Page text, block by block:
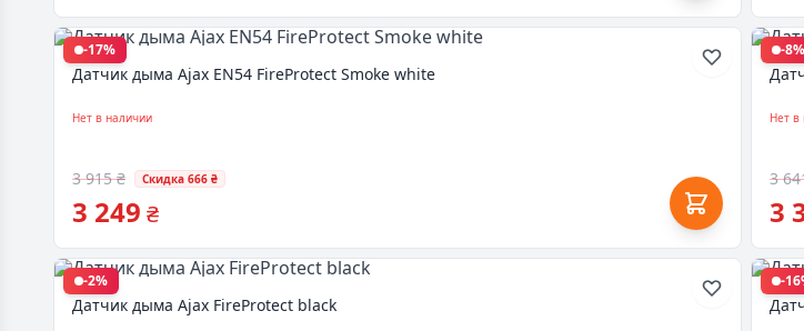
-17%
Датчик дыма Ajax EN54 FireProtect Smoke white
Нет в наличии
3 915 ₴ Скидка 666 ₴
3 249 ₴
-8%
Нет в
3
3
-2%
Датчик дыма Ajax FireProtect black
-